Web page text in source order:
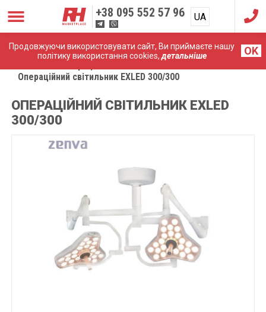
Продовжуючи використовувати сайт, Ви приймаєте нашу
політику використання cookies,детальніше OK
+38 095 552 57 96 UA
RU
Операційний світильник EXLED 300/300
ОПЕРАЦІЙНИЙ СВІТИЛЬНИК EXLED
300/300